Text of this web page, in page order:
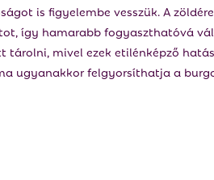
is figyelembe vesszük. A
így hamarabb fogyaszthatóvá
mivel ezek etilénképző
ugyanakkor felgyorsíthatja a